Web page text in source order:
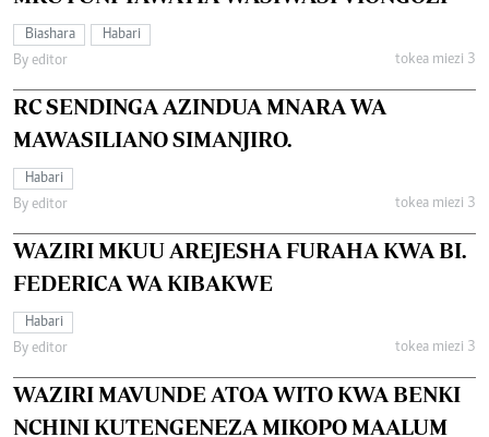
Biashara
Habari
By editor
tokea miezi 3
RC SENDINGA AZINDUA MNARA WA
MAWASILIANO SIMANJIRO.
Habari
By editor
tokea miezi 3
WAZIRI MKUU AREJESHA FURAHA KWA BI.
FEDERICA WA KIBAKWE
Habari
By editor
tokea miezi 3
WAZIRI MAVUNDE ATOA WITO KWA BENKI
NCHINI KUTENGENEZA MIKOPO MAALUM